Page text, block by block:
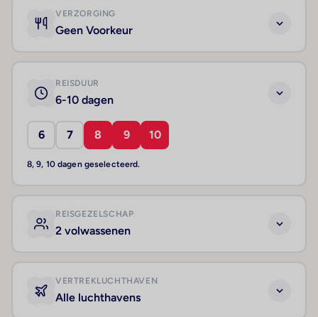
VERZORGING
Geen Voorkeur
REISDUUR
6-10 dagen
6 7 8 9 10
8, 9, 10 dagen geselecteerd.
REISGEZELSCHAP
2 volwassenen
VERTREKLUCHTHAVEN
Alle luchthavens